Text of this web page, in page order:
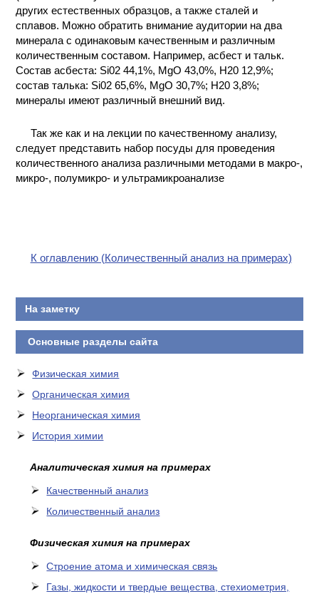
других естественных образцов, а также сталей и
сплавов. Можно обратить внимание аудитории на два
минерала с одинаковым качественным и различным
количественным составом. Например, асбест и тальк.
Состав асбеста: Si02 44,1%, MgO 43,0%, Н20 12,9%;
состав талька: Si02 65,6%, MgO 30,7%; H20 3,8%;
минералы имеют различный внешний вид.
Так же как и на лекции по качественному анализу,
следует представить набор посуды для проведения
количественного анализа различными методами в макро-,
микро-, полумикро- и ультрамикроанализе
К оглавлению (Количественный анализ на примерах)
На заметку
Основные разделы сайта
Физическая химия
Органическая химия
Неорганическая химия
История химии
Аналитическая химия на примерах
Качественный анализ
Количественный анализ
Физическая химия на примерах
Cтроение атома и химическая связь
Газы, жидкости и твердые вещества, стехиометрия,